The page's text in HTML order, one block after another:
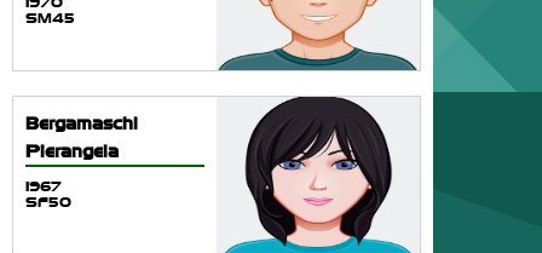
SM45
Bergamaschi
Pierangela
1967
SF50